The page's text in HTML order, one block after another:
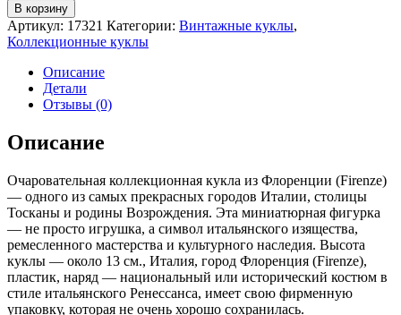
В корзину
Артикул: 17321 Категории: Винтажные куклы,
Коллекционные куклы
Описание
Детали
Отзывы (0)
Описание
Очаровательная коллекционная кукла из Флоренции (Firenze)
— одного из самых прекрасных городов Италии, столицы
Тосканы и родины Возрождения. Эта миниатюрная фигурка
— не просто игрушка, а символ итальянского изящества,
ремесленного мастерства и культурного наследия. Высота
куклы — около 13 см., Италия, город Флоренция (Firenze),
пластик, наряд — национальный или исторический костюм в
стиле итальянского Ренессанса, имеет свою фирменную
упаковку, которая не очень хорошо сохранилась.